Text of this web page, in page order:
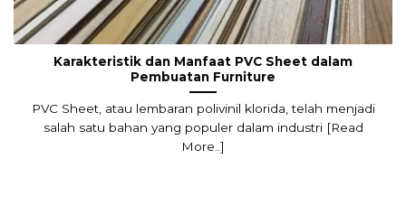
Karakteristik dan Manfaat PVC Sheet dalam
Pembuatan Furniture
PVC Sheet, atau lembaran polivinil klorida, telah menjadi
salah satu bahan yang populer dalam industri [Read
More..]